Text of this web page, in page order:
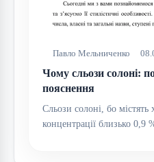
Павло Мельниченко
Чому сльози солоні:
пояснення
Сльози солоні, бо містять
концентрації близько